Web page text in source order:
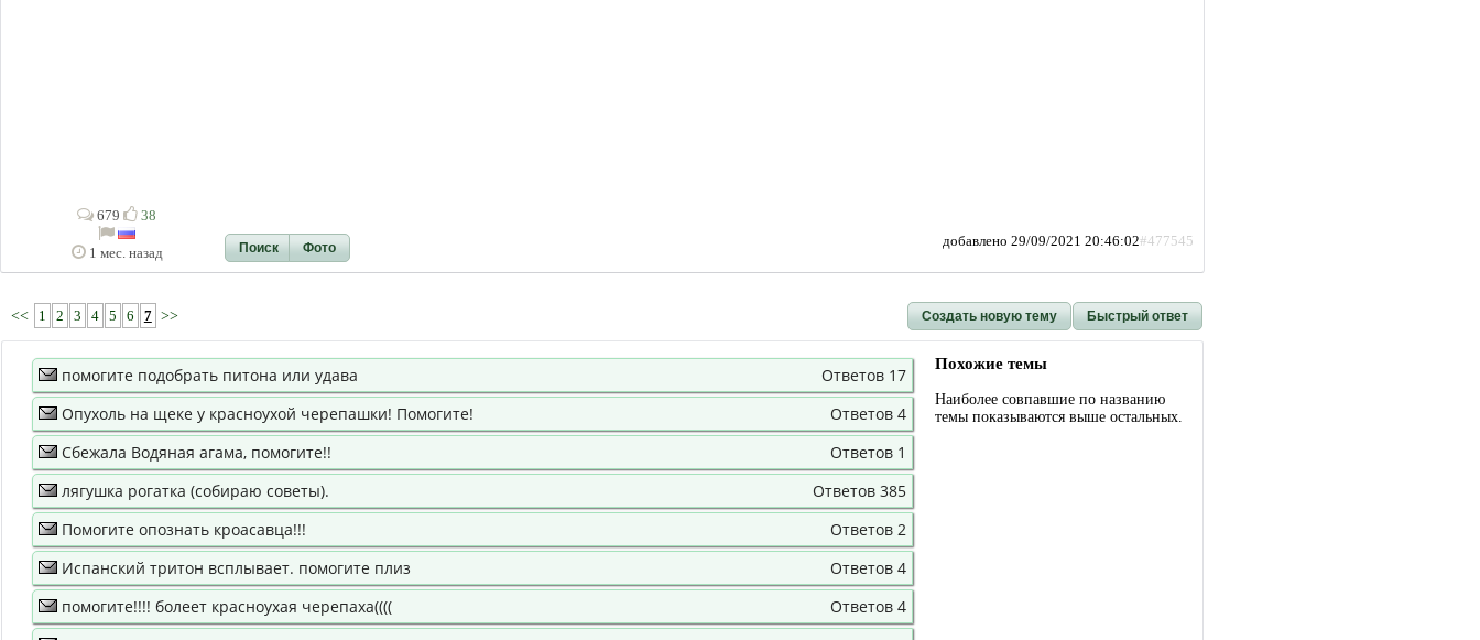
679 38
1 мес. назад Поиск Фото добавлено 29/09/2021 20:46:02#477545
<< 1 2 3 4 5 6 7 >> Создать новую тему Быстрый ответ
помогите подобрать питона или удава
Ответов 17
Опухоль на щеке у красноухой черепашки! Помогите!
Ответов 4
Сбежала Водяная агама, помогите!!
Ответов 1
лягушка рогатка (собираю советы).
Ответов 385
Помогите опознать кроасавца!!!
Ответов 2
Испанский тритон всплывает. помогите плиз
Ответов 4
помогите!!!! болеет красноухая черепаха((((
Ответов 4
Похожие темы
Наиболее совпавшие по названию
темы показываются выше остальных.